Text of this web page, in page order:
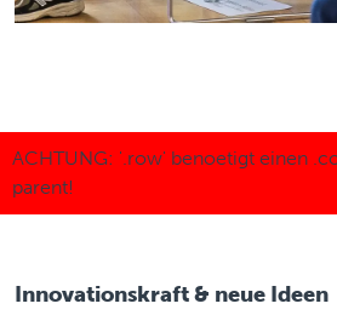
Innovationskraft & neue Ideen